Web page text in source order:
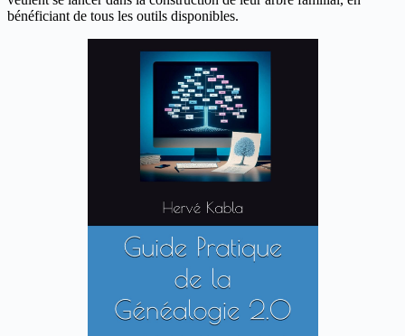
bénéficiant de tous les outils disponibles.